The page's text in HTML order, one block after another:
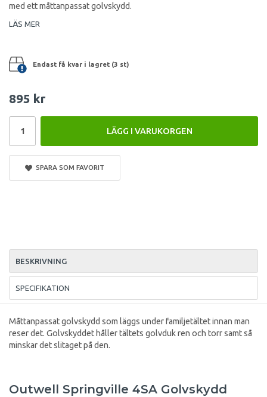
med ett måttanpassat golvskydd.
LÄS MER
Endast få kvar i lagret (3 st)
895 kr
LÄGG I VARUKORGEN
SPARA SOM FAVORIT
BESKRIVNING
SPECIFIKATION
Måttanpassat golvskydd som läggs under familjetältet innan man
reser det. Golvskyddet håller tältets golvduk ren och torr samt så
minskar det slitaget på den.
Outwell Springville 4SA Golvskydd